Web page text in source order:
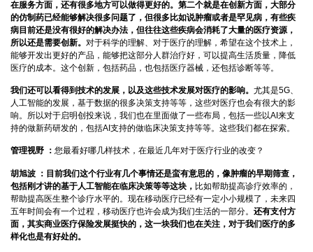
在服务方面，还有很多地方可以做得更好的。第二个就是在创新方面，大部分
的仿制药已经能够解决很多问题了，但很多比如说肿瘤或者是罕见病，有些疾
病目前还是没有很好的解决办法，但往往这些疾病会消耗了大量的医疗资源，
所以还是需要创新。 对于科学的理解、对于医疗的理解，希望在这个技术上，
能够开发出更好的产品，能够把这部分人群治疗好，可以提高生活质量，降低
医疗的成本。这个创新，包括药品，也包括医疗器械，还包括诊断等等。
我们还可以看得到技术的发展，以及这些技术发展对医疗的影响。 尤其是5G、
人工智能的发展，基于数据的很多决策支持等等，这些对医疗也会有很大的影
响。所以对于启明创投来说，我们也在里面做了一些布局，包括一些以AI来支
持的做新药研发的，包括AI支持的做临床决策支持等等。这些我们都在探索。
管理视野 ： 您最看好哪几样技术，在最近几年对于医疗行业的改变？
胡旭波 ： 目前我们这个行业有几个事情还是蛮有意思的，像肿瘤的早期筛查，
包括刚才讲的基于人工智能在临床决策等等这块， 比如帮助提高诊疗效率的，
帮助提高医生整个诊疗水平的。现在移动医疗已经有一定小小规模了，未来四
五年时间会有一个过程，移动医疗也许会成为我们生活的一部分。 还有支付方
面，其实商业医疗保险发展挺快的，这一块我们也在关注，对于我们医疗的多
样化也是有好处的。